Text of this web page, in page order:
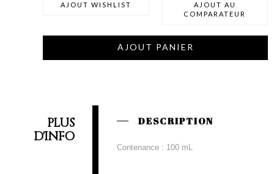
AJOUT WISHLIST
AJOUT AU
COMPARATEUR
AJOUT PANIER
PLUS
D'INFO
DESCRIPTION
Contenance : 100 mL